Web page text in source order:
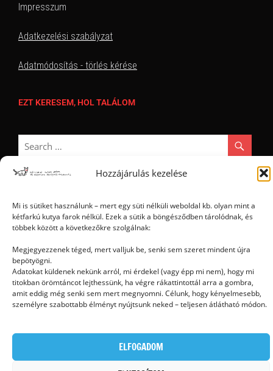
Hozzájárulás kezelése
Mi is sütiket használunk – mert egy süti nélküli weboldal kb. olyan mint a
kétfarkú kutya farok nélkül. Ezek a sütik a böngésződben tárolódnak, és
többek között a következőkre szolgálnak:
Megjegyezzenek téged, mert valljuk be, senki sem szeret mindent újra
bepötyögni.
Adatokat küldenek nekünk arról, mi érdekel (vagy épp mi nem), hogy mi
titokban örömtáncot lejthessünk, ha végre rákattintottál arra a gombra,
amit eddig még senki sem mert megnyomni. Célunk, hogy kényelmesebb,
személyre szabottabb élményt nyújtsunk neked – teljesen átlátható módon.
ELFOGADOM
Impresszum
Adatkezelési szabályzat
Adatmódosítás - törlés kérése
EZT KERESEM, HOL TALÁLOM
Ⓒ 2006 - 2026 - Magyar Kétfarkú Kutya Párt - Minden jog fenntartva